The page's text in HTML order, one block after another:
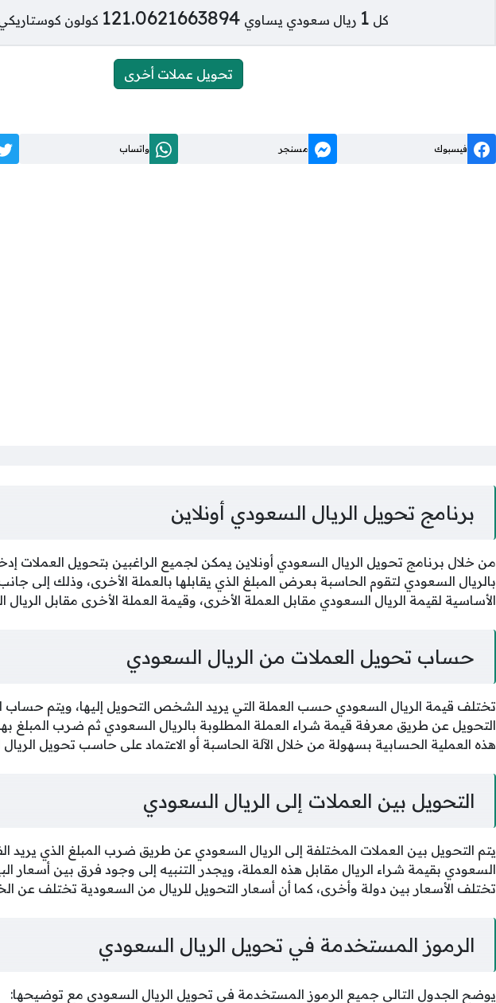
كل 1 ريال سعودي يساوي 121.0621663894 كولون كوستاريكي
تحويل عملات أخرى
فيسبوك مسنجر واتساب
برنامج تحويل الريال السعودي أونلاين
من خلال برنامج تحويل الريال السعودي أونلاين يمكن لجميع الراغبين بتحويل العملات
بالريال السعودي لتقوم الحاسبة بعرض المبلغ الذي يقابلها بالعملة الأخرى، وذلك إلى
الأساسية لقيمة الريال السعودي مقابل العملة الأخرى، وقيمة العملة الأخرى مقابل الريال
حساب تحويل العملات من الريال السعودي
تختلف قيمة الريال السعودي حسب العملة التي يريد الشخص التحويل إليها، ويتم حساب
التحويل عن طريق معرفة قيمة شراء العملة المطلوبة بالريال السعودي ثم ضرب المبلغ
هذه العملية الحسابية بسهولة من خلال الآلة الحاسبة أو الاعتماد على حاسب تحويل الريال
التحويل بين العملات إلى الريال السعودي
يتم التحويل بين العملات المختلفة إلى الريال السعودي عن طريق ضرب المبلغ الذي يريد
السعودي بقيمة شراء الريال مقابل هذه العملة، ويجدر التنبيه إلى وجود فرق بين أسعار
تختلف الأسعار بين دولة وأخرى، كما أن أسعار التحويل للريال من السعودية تختلف عن
الرموز المستخدمة في تحويل الريال السعودي
يوضح الجدول التالي جميع الرموز المستخدمة في تحويل الريال السعودي مع توضيحها: